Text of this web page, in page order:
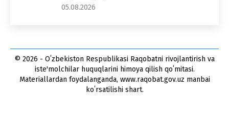
05.08.2026
© 2026 - Oʻzbekiston Respublikasi Raqobatni rivojlantirish va
iste'molchilar huquqlarini himoya qilish qoʻmitasi.
Materiallardan foydalanganda, www.raqobat.gov.uz manbai
koʻrsatilishi shart.